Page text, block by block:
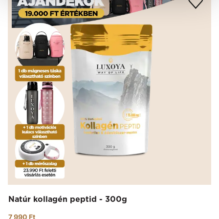
Natúr kollagén peptid - 300g
7 990 Ft